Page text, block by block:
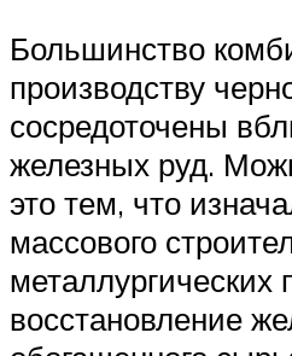
Большинство
производству
сосредоточены
железных руд.
это тем, что
массового
металлургических
восстановление